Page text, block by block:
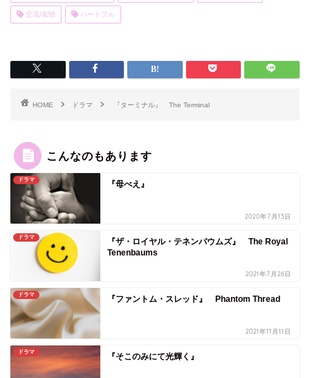
交流/友情 ハートフル
HOME ドラマ 『ターミナル』 The Terminal
こんなのもあります
ドラマ 『母べえ』
2020年7月13日
ドラマ
『ザ・ロイヤル・テネンバウムズ』 The Royal
Tenenbaums
2021年7月26日
ドラマ 『ファントム・スレッド』 Phantom Thread
2021年11月11日
ドラマ 『そこのみにて光輝く』